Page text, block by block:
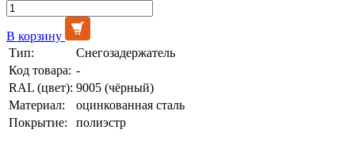
В корзину
Тип:
Снегозадержатель
Код товара: -
RAL (цвет): 9005 (чёрный)
Материал:
оцинкованная сталь
Покрытие:
полиэстр